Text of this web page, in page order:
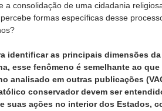
a consolidação de uma cidadania
formas específicas desse
identificar as principais dimensões
esse fenômeno é semelhante ao
analisado em outras publicações
conservador devem ser
suas ações no interior dos Estados,